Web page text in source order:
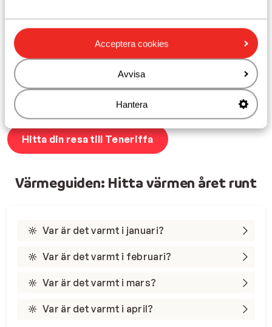
Acceptera cookies
Avvisa
Hantera
novemberochdecember! Vädret på Teneriffa i
november och december bjuder på mellan 18-21 grader,
jämfört med Danmarks 3-5 grader. En vintersemester
till Teneriffa i november eller december är därför
perfekt för den som vill fylla på med lite D-vitamin!
Förutom den behagliga temperaturen kan du också
fortfarande njuta av cirka 6 timmars solsken varje dag.
Hitta din resa till Teneriffa
Värmeguiden: Hitta värmen året runt
Var är det varmt i januari?
Var är det varmt i februari?
Var är det varmt i mars?
Var är det varmt i april?